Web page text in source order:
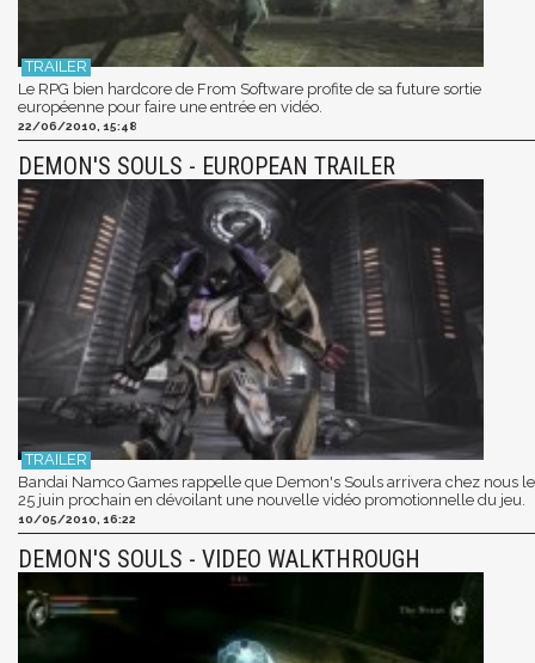
Le RPG bien hardcore de From Software profite de sa future sortie
européenne pour faire une entrée en vidéo.
22/06/2010, 15:48
DEMON'S SOULS - EUROPEAN TRAILER
Bandai Namco Games rappelle que Demon's Souls arrivera chez nous le
25 juin prochain en dévoilant une nouvelle vidéo promotionnelle du jeu.
10/05/2010, 16:22
DEMON'S SOULS - VIDEO WALKTHROUGH